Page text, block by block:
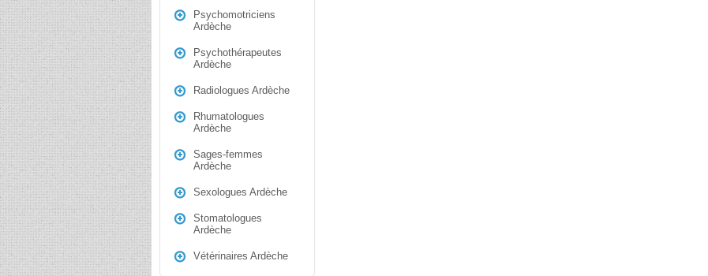
Psychomotriciens
Ardèche
Psychothérapeutes
Ardèche
Radiologues Ardèche
Rhumatologues
Ardèche
Sages-femmes
Ardèche
Sexologues Ardèche
Stomatologues
Ardèche
Vétérinaires Ardèche